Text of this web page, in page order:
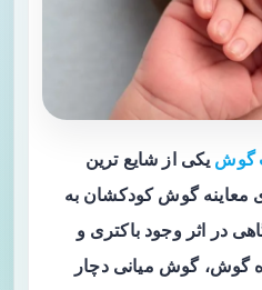
گوش یکی از شایع ترین
معاینه گوش کودکشان به
در اثر وجود باکتری و
گوش، گوش میانی دچار